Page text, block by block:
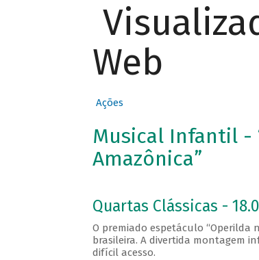
Web
Ações
Musical Infantil -
Amazônica”
Quartas Clássicas -
O premiado espetáculo “Operilda
brasileira. A divertida montagem
difícil acesso.